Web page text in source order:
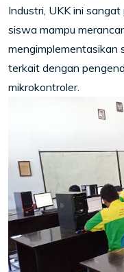
Industri, UKK ini
siswa mampu
mengimplementasikan
terkait dengan
mikrokontroler.